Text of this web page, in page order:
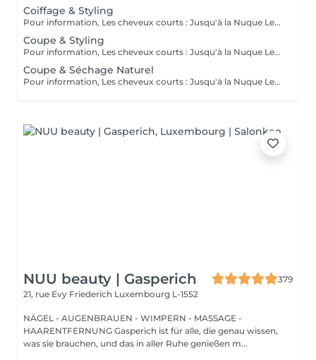
Coiffage & Styling
Pour information, Les cheveux courts : Jusqu'à la Nuque Les cheveux mi-longs : Jusqu'à l'épaule Les cheveux longs : En dessous de l'épaule Un supplément sera demandé pour les cheveux très longs, (jusqu'au milieu du dos)
Coupe & Styling
Pour information, Les cheveux courts : Jusqu'à la Nuque Les cheveux mi-longs : Jusqu'à l'épaule Les cheveux longs : En dessous de l'épaule Un supplément sera demandé pour les cheveux très longs, (jusqu'au milieu du dos)
Coupe & Séchage Naturel
Pour information, Les cheveux courts : Jusqu'à la Nuque Les cheveux mi-longs : Jusqu'à l'épaule Les cheveux longs : En dessous de l'épaule Un supplément sera demandé pour les cheveux très long, (jusqu'au milieu du dos)
NUU beauty | Gasperich
379
21, rue Evy Friederich Luxembourg L-1552
NÄGEL - AUGENBRAUEN - WIMPERN - MASSAGE -
HAARENTFERNUNG Gasperich ist für alle, die genau wissen,
was sie brauchen, und das in aller Ruhe genießen m...